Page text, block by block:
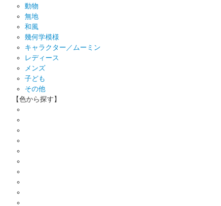
動物
無地
和風
幾何学模様
キャラクター／ムーミン
レディース
メンズ
子ども
その他
【色から探す】